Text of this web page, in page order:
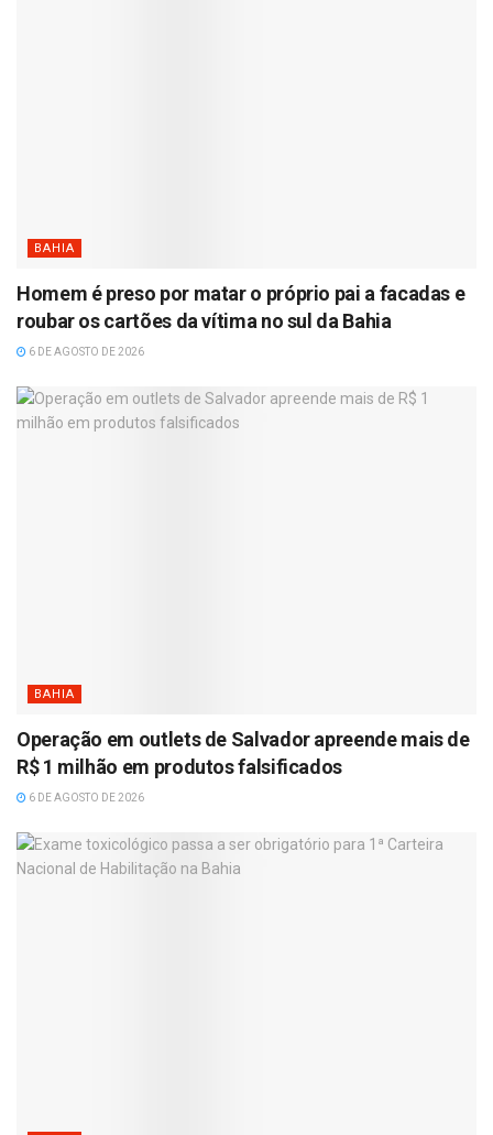
BAHIA
Homem é preso por matar o próprio pai a facadas e
roubar os cartões da vítima no sul da Bahia
6 DE AGOSTO DE 2026
BAHIA
Operação em outlets de Salvador apreende mais de
R$ 1 milhão em produtos falsificados
6 DE AGOSTO DE 2026